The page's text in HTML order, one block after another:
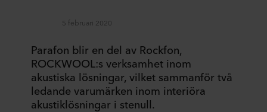
5 februari 2020
Parafon blir en del av Rockfon,
ROCKWOOL:s verksamhet inom
akustiska lösningar, vilket sammanför två
ledande varumärken inom interiöra
akustiklösningar i stenull.